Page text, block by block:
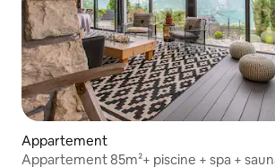
Appartement
Appartement 85m²+ piscine + spa +